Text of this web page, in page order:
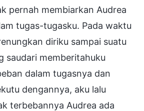
pernah membiarkan Audrea
tugas-tugasku. Pada waktu
diriku sampai suatu
saudari memberitahuku
dalam tugasnya dan
dengannya, aku lalu
terbebannya Audrea ada